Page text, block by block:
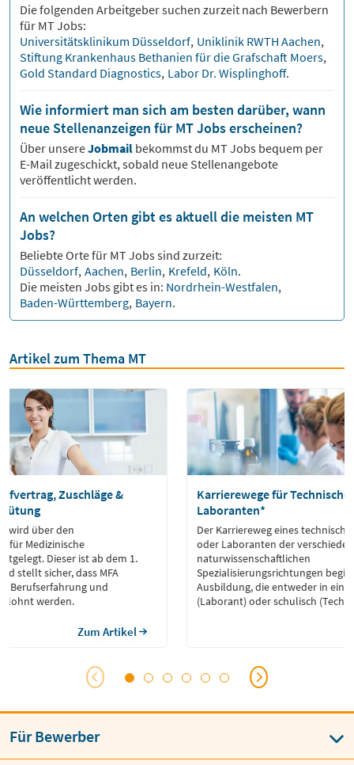
Die folgenden Arbeitgeber suchen zurzeit nach Bewerbern
für MTJobs:
Universitätsklinikum Düsseldorf, Uniklinik RWTH Aachen,
Stiftung Krankenhaus Bethanien für die Grafschaft Moers,
Gold Standard Diagnostics, Labor Dr. Wisplinghoff.
Wie informiert man sich am besten darüber, wann
neue Stellenanzeigen für MT Jobs erscheinen?
Über unsereJobmail bekommst du MTJobs bequem per
E-Mail zugeschickt, sobald neue Stellenangebote
veröffentlicht werden.
An welchen Orten gibt es aktuell die meisten MT
Jobs?
Beliebte Orte für MTJobs sind zurzeit:
Düsseldorf, Aachen, Berlin, Krefeld, Köln.
Die meisten Jobs gibt es in: Nordrhein-Westfalen,
Baden-Württemberg, Bayern.
Artikel zum Thema MT
Zuschläge &
wird über den
für Medizinische
Dieser ist ab dem 1.
stellt sicher, dass MFA
Berufserfahrung und
werden.
Zum Artikel
Karrierewege für
Laboranten*
Der Karriereweg eines
oder Laboranten der
naturwissenschaftlichen
Spezialisierungsrichtungen
Ausbildung, die entweder in
(Laborant) oder schulisch
Für Bewerber